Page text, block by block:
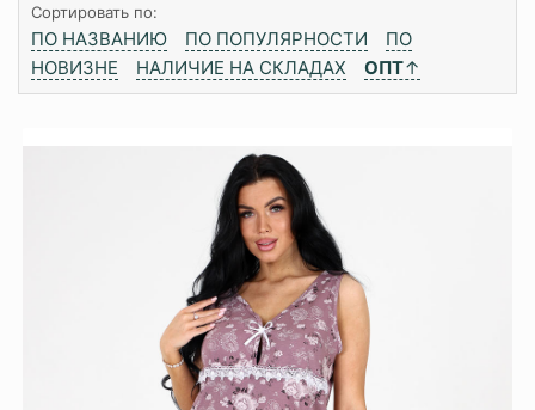
Сортировать по:
ПО НАЗВАНИЮ ПО ПОПУЛЯРНОСТИ
ПО
НОВИЗНЕ
НАЛИЧИЕ НА СКЛАДАХ ОПТ↑